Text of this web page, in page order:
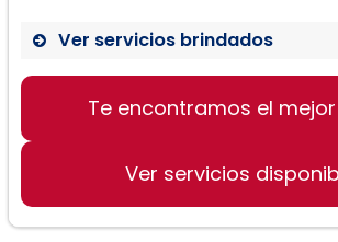
Ver servicios brindados
Derecho de Inmigración
Derecho Penal
Te encontramos el
Ver servicios